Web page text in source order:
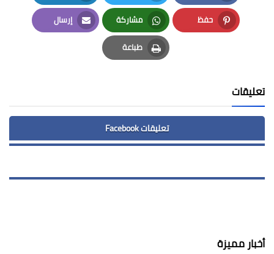
Facebook
Twitter
LinkedIn
حفظ
Pinterest
مشاركة
Whatsapp
إرسال
Email
طباعة
Print
تعليقات
تعليقات Facebook
أخبار مميزة